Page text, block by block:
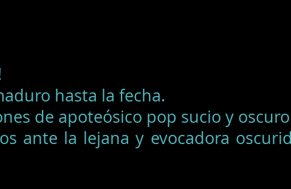
hasta la fecha.
de apoteósico pop sucio y
ante la lejana y evocadora